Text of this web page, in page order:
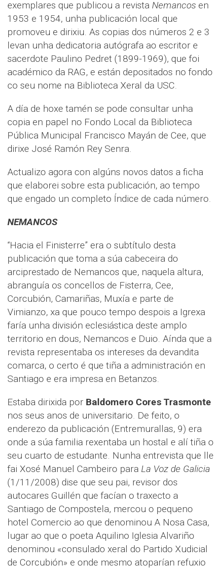
exemplares que publicou a revista Nemancos en
1953 e 1954, unha publicación local que
promoveu e dirixiu. As copias dos números 2 e 3
levan unha dedicatoria autógrafa ao escritor e
sacerdote Paulino Pedret (1899-1969), que foi
académico da RAG, e están depositados no fondo
co seu nome na Biblioteca Xeral da USC.
A día de hoxe tamén se pode consultar unha
copia en papel no Fondo Local da Biblioteca
Pública Municipal Francisco Mayán de Cee, que
dirixe José Ramón Rey Senra.
Actualizo agora con algúns novos datos a ficha
que elaborei sobre esta publicación, ao tempo
que engado un completo Índice de cada número.
NEMANCOS
“Hacia el Finisterre” era o subtítulo desta
publicación que toma a súa cabeceira do
arciprestado de Nemancos que, naquela altura,
abranguía os concellos de Fisterra, Cee,
Corcubión, Camariñas, Muxía e parte de
Vimianzo, xa que pouco tempo despois a Igrexa
faría unha división eclesiástica deste amplo
territorio en dous, Nemancos e Duio. Aínda que a
revista representaba os intereses da devandita
comarca, o certo é que tiña a administración en
Santiago e era impresa en Betanzos.
Estaba dirixida por Baldomero Cores Trasmonte
nos seus anos de universitario. De feito, o
enderezo da publicación (Entremurallas, 9) era
onde a súa familia rexentaba un hostal e alí tiña o
seu cuarto de estudante. Nunha entrevista que lle
fai Xosé Manuel Cambeiro para La Voz de Galicia
(1/11/2008) dise que seu pai, revisor dos
autocares Guillén que facían o traxecto a
Santiago de Compostela, mercou o pequeno
hotel Comercio ao que denominou A Nosa Casa,
lugar ao que o poeta Aquilino Iglesia Alvariño
denominou «consulado xeral do Partido Xudicial
de Corcubión» e onde mesmo atoparían refuxio